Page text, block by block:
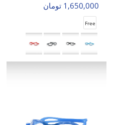
1,650,000 تومان
Free